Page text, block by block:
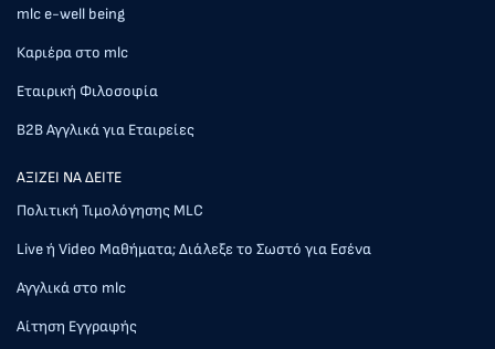
mlc e-well being
Καριέρα στο mlc
Εταιρική Φιλοσοφία
Β2Β Αγγλικά για Εταιρείες
AΞΙΖΕΙ ΝΑ ΔΕΙΤΕ
Πολιτική Τιμολόγησης MLC
Live ή Video Μαθήματα; Διάλεξε το Σωστό για Εσένα
Αγγλικά στο mlc
Αίτηση Εγγραφής